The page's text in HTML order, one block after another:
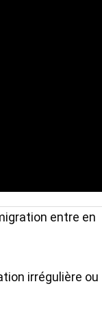
entre en
irrégulière ou